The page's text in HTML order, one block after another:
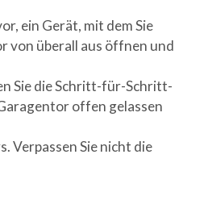
ein Gerät, mit dem Sie
von überall aus öffnen und
Sie die Schritt-für-Schritt-
offen gelassen
Verpassen Sie nicht die